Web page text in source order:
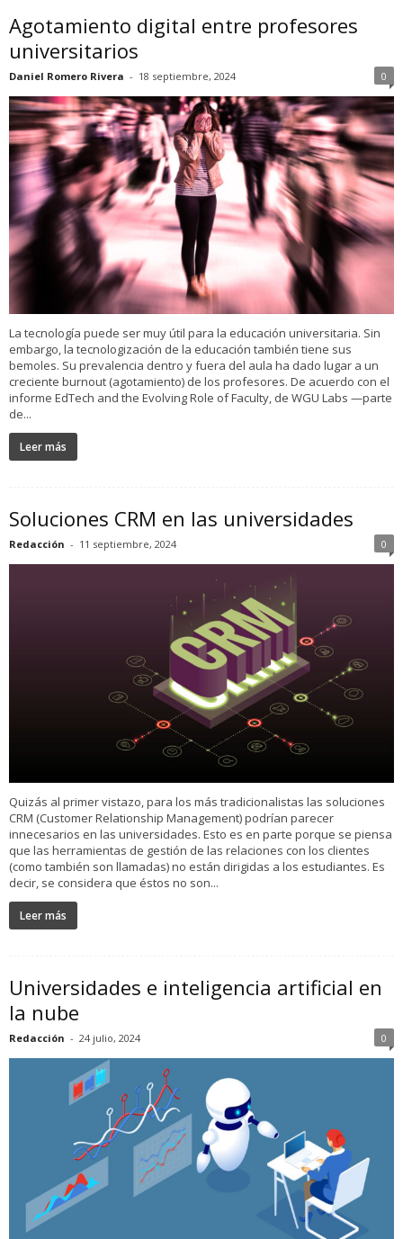
Agotamiento digital entre profesores
universitarios
Daniel Romero Rivera - 18 septiembre, 2024 0
La tecnología puede ser muy útil para la educación universitaria. Sin
embargo, la tecnologización de la educación también tiene sus
bemoles. Su prevalencia dentro y fuera del aula ha dado lugar a un
creciente burnout (agotamiento) de los profesores. De acuerdo con el
informe EdTech and the Evolving Role of Faculty, de WGU Labs —parte
de...
Leer más
Soluciones CRM en las universidades
Redacción - 11 septiembre, 2024 0
Quizás al primer vistazo, para los más tradicionalistas las soluciones
CRM (Customer Relationship Management) podrían parecer
innecesarios en las universidades. Esto es en parte porque se piensa
que las herramientas de gestión de las relaciones con los clientes
(como también son llamadas) no están dirigidas a los estudiantes. Es
decir, se considera que éstos no son...
Leer más
Universidades e inteligencia artificial en
la nube
Redacción - 24 julio, 2024 0